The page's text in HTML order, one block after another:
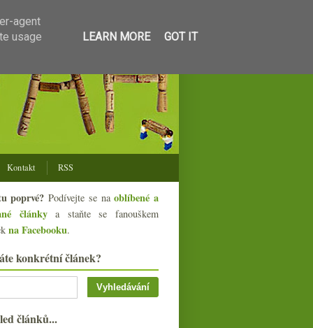
Kontakt RSS
poprvé? Podívejte se naoblíbené a
článkya staňte se fanouškem
na Facebooku.
konkrétní článek?
článků...
agent
usage
LEARN MORE GOT IT